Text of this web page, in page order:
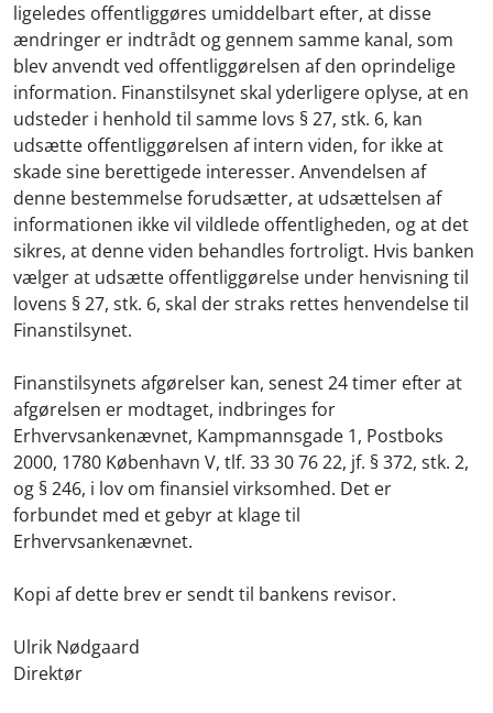
ligeledes offentliggøres umiddelbart efter, at disse
ændringer er indtrådt og gennem samme kanal, som
blev anvendt ved offentliggørelsen af den oprindelige
information. Finanstilsynet skal yderligere oplyse, at en
udsteder i henhold til samme lovs § 27, stk. 6, kan
udsætte offentliggørelsen af intern viden, for ikke at
skade sine berettigede interesser. Anvendelsen af
denne bestemmelse forudsætter, at udsættelsen af
informationen ikke vil vildlede offentligheden, og at det
sikres, at denne viden behandles fortroligt. Hvis banken
vælger at udsætte offentliggørelse under henvisning til
lovens § 27, stk. 6, skal der straks rettes henvendelse til
Finanstilsynet.
Finanstilsynets afgørelser kan, senest 24 timer efter at
afgørelsen er modtaget, indbringes for
Erhvervsankenævnet, Kampmannsgade 1, Postboks
2000, 1780 København V, tlf. 33 30 76 22, jf. § 372, stk. 2,
og § 246, i lov om finansiel virksomhed. Det er
forbundet med et gebyr at klage til
Erhvervsankenævnet.
Kopi af dette brev er sendt til bankens revisor.
Ulrik Nødgaard
Direktør